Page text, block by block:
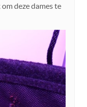
deze dames te